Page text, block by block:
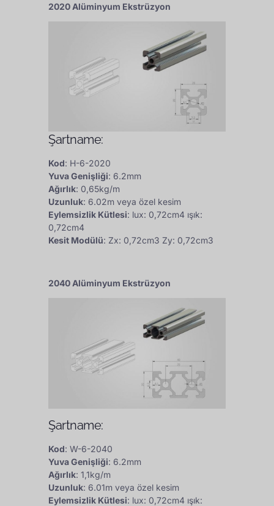
2020 Alüminyum Ekstrüzyon
Şartname:
Kod: H-6-2020
Yuva Genişliği: 6.2mm
Ağırlık: 0,65kg/m
Uzunluk: 6.02m veya özel kesim
Eylemsizlik Kütlesi: lux: 0,72cm4 ışık:
0,72cm4
Kesit Modülü: Zx: 0,72cm3 Zy: 0,72cm3
2040 Alüminyum Ekstrüzyon
Şartname:
Kod: W-6-2040
Yuva Genişliği: 6.2mm
Ağırlık: 1,1kg/m
Uzunluk: 6.01m veya özel kesim
Eylemsizlik Kütlesi: lux: 0,72cm4 ışık: